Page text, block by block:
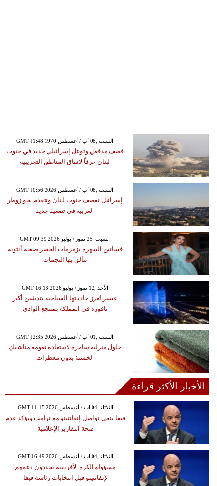
GMT 11:48 1970 السبت ,08 آب / أغسطس
قصف مدفعي وتوغل إسرائيلي جديد في جنوب
لبنان خرقاً لاتفاق المناطق التجريبية
GMT 10:56 2026 السبت ,08 آب / أغسطس
إسرائيل تقصف جنوب لبنان وتتقدم نحو زوطر
الغربية في تصعيد جديد
GMT 09:39 2026 السبت ,25 تموز / يوليو
فساتين السهرة بزمزمات الخصر صيحة أنثوية
تتألق بها النجمات
GMT 16:13 2026 الأحد ,12 تموز / يوليو
عسير تُعزز جاذبيتها السياحية بتدشين أكبر
نافورة في المملكة بمنتجع الوادي
GMT 12:35 2026 السبت ,01 آب / أغسطس
حلول منزلية ساحرة لاستعادة نعومة مناشفكِ
الخشنة بدون معطرات
الأخبار الأكثر قراءة
GMT 11:15 2026 الثلاثاء ,04 آب / أغسطس
فيفا ينفي تواصل إنفانتينو مع ترامب ويؤكد عدم
صحة التقارير الإعلامية
GMT 16:49 2026 الثلاثاء ,04 آب / أغسطس
مسؤولو الكرة الأفريقية يجددون دعمهم
لإنفانتينو قبل انتخابات رئاسة فيفا